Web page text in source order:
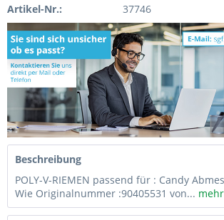
Artikel-Nr.: 37746
Beschreibung
POLY-V-RIEMEN passend für : Candy
Wie Originalnummer :90405531 von... mehr